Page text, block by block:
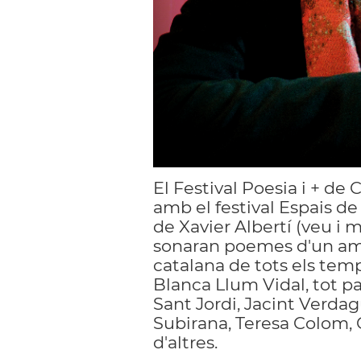
El Festival Poesia i + de
amb el festival Espais
de Xavier Albertí (veu i
sonaran poemes d'un
catalana de tots els
Blanca Llum Vidal, tot
Sant Jordi, Jacint
Subirana, Teresa Colom,
d'altres.